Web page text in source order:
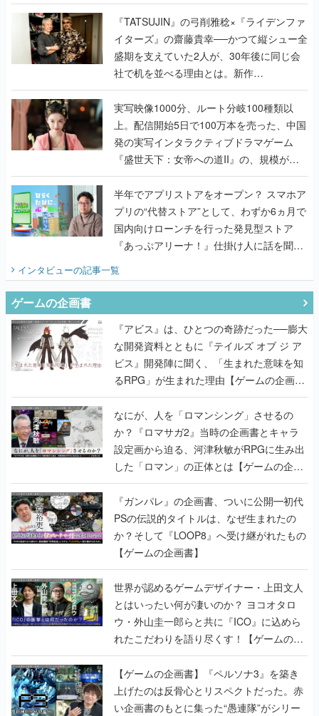
で作り込まれた理由を両ディレクターに聞
く
『TATSUJIN』の弓削雅稔×『ライデンファ
イターズ』の齋藤貴幸──かつて縦シュー全
盛期を支えていた2人が、30年後に同じ会
社で机を並べる理由とは。新作
『TATSUJIN EXTREME』で初タッグを組
んだレジェンド2人に訊く開発秘話
実写映像1000分、ルート分岐100種類以
上。配信開始5日で100万本を売った、中国
発の実写インタラクティブドラマゲーム
『盛世天下：女帝への道II』の、規模が違
うこだわりをプロデューサーに聞いた
半年でアプリストアをオープン？ スマホア
プリの“代替ストア”として、わずか6ヵ月で
国内向けローンチを行った発見型ストア
『あっぷアリーナ！』仕掛け人に話を聞い
てみた
インタビューの記事一覧
ゲームの企画書
『アビス』は、ひとつの奇跡だった──膨大
な開発資料とともに『テイルズ オブ ジ ア
ビス』開発陣に聞く、「生まれた意味を知
るRPG」が生まれた理由【ゲームの企画
書】
なにが、人を「ロマンシング」させるの
か？『ロマサガ2』当時の企画書とキャラ
設定画から迫る、河津秋敏がRPGに生み出
した「ロマン」の正体とは【ゲームの企画
書】
『ガンパレ』の企画書、ついに公開━初代
PSの伝説的タイトルは、なぜ生まれたの
か？そして『LOOP8』へ受け継がれたもの
【ゲームの企画書】
世界が認めるゲームデザイナー・上田文人
とはいったい何が凄いのか？ ヨコオタロ
ウ・外山圭一郎らと共に『ICO』に込めら
れたこだわりを語り尽くす！【ゲームの企
画書】
【ゲームの企画書】『ペルソナ3』を築き
上げたのは反骨心とリスペクトだった。赤
い企画書のもとに集った“愚連隊”がシリー